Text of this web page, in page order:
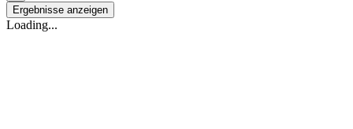
Ergebnisse anzeigen
Loading...